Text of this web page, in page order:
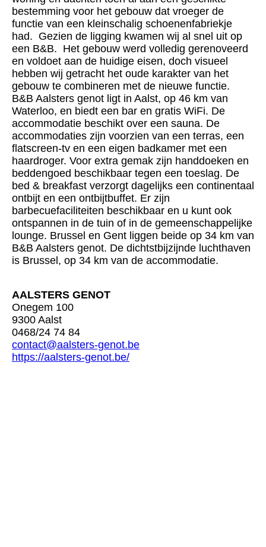
bestemming voor het gebouw dat vroeger de
functie van een kleinschalig schoenenfabriekje
had. Gezien de ligging kwamen wij al snel uit op
een B&B. Het gebouw werd volledig gerenoveerd
en voldoet aan de huidige eisen, doch visueel
hebben wij getracht het oude karakter van het
gebouw te combineren met de nieuwe functie.
B&B Aalsters genot ligt in Aalst, op 46 km van
Waterloo, en biedt een bar en gratis WiFi. De
accommodatie beschikt over een sauna. De
accommodaties zijn voorzien van een terras, een
flatscreen-tv en een eigen badkamer met een
haardroger. Voor extra gemak zijn handdoeken en
beddengoed beschikbaar tegen een toeslag. De
bed & breakfast verzorgt dagelijks een continentaal
ontbijt en een ontbijtbuffet. Er zijn
barbecuefaciliteiten beschikbaar en u kunt ook
ontspannen in de tuin of in de gemeenschappelijke
lounge. Brussel en Gent liggen beide op 34 km van
B&B Aalsters genot. De dichtstbijzijnde luchthaven
is Brussel, op 34 km van de accommodatie.
AALSTERS GENOT
Onegem 100
9300 Aalst
0468/24 74 84
contact@aalsters-genot.be
https://aalsters-genot.be/